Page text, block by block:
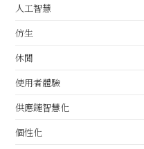
人工智慧
仿生
休閒
使用者體驗
供應鏈智慧化
個性化